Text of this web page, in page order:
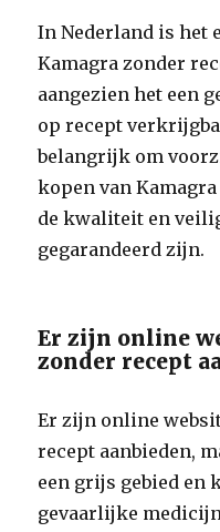
In Nederland is het
Kamagra zonder
aangezien het een
op recept
belangrijk om
kopen van
de kwaliteit en
gegarandeerd zijn.
Er zijn online
zonder recept
Er zijn online
recept aanbieden,
een grijs gebied en
gevaarlijke